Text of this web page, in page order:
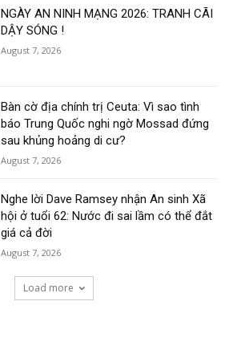
NGÀY AN NINH MẠNG 2026: TRANH CÃI
DẬY SÓNG !
August 7, 2026
Bàn cờ địa chính trị Ceuta: Vì sao tình
báo Trung Quốc nghi ngờ Mossad đứng
sau khủng hoảng di cư?
August 7, 2026
Nghe lời Dave Ramsey nhận An sinh Xã
hội ở tuổi 62: Nước đi sai lầm có thể đắt
giá cả đời
August 7, 2026
Load more